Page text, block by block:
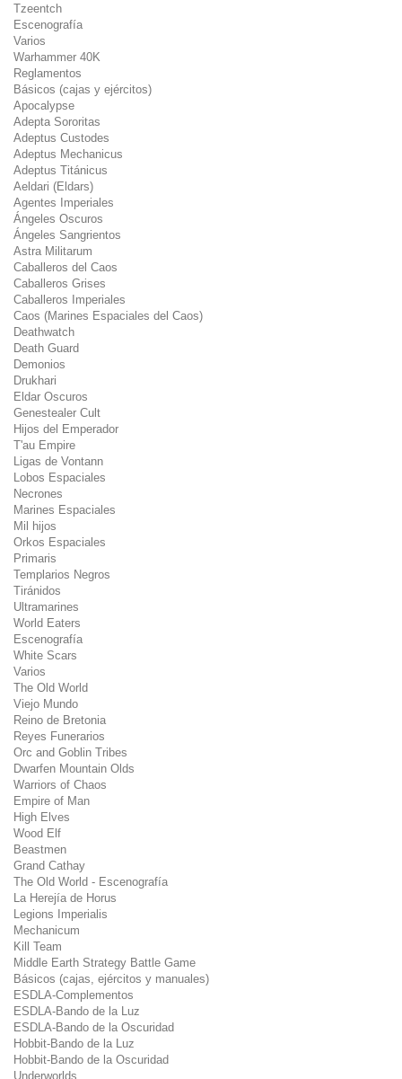
Tzeentch
Escenografía
Varios
Warhammer 40K
Reglamentos
Básicos (cajas y ejércitos)
Apocalypse
Adepta Sororitas
Adeptus Custodes
Adeptus Mechanicus
Adeptus Titánicus
Aeldari (Eldars)
Agentes Imperiales
Ángeles Oscuros
Ángeles Sangrientos
Astra Militarum
Caballeros del Caos
Caballeros Grises
Caballeros Imperiales
Caos (Marines Espaciales del Caos)
Deathwatch
Death Guard
Demonios
Drukhari
Eldar Oscuros
Genestealer Cult
Hijos del Emperador
T'au Empire
Ligas de Vontann
Lobos Espaciales
Necrones
Marines Espaciales
Mil hijos
Orkos Espaciales
Primaris
Templarios Negros
Tiránidos
Ultramarines
World Eaters
Escenografía
White Scars
Varios
The Old World
Viejo Mundo
Reino de Bretonia
Reyes Funerarios
Orc and Goblin Tribes
Dwarfen Mountain Olds
Warriors of Chaos
Empire of Man
High Elves
Wood Elf
Beastmen
Grand Cathay
The Old World - Escenografía
La Herejía de Horus
Legions Imperialis
Mechanicum
Kill Team
Middle Earth Strategy Battle Game
Básicos (cajas, ejércitos y manuales)
ESDLA-Complementos
ESDLA-Bando de la Luz
ESDLA-Bando de la Oscuridad
Hobbit-Bando de la Luz
Hobbit-Bando de la Oscuridad
Underworlds